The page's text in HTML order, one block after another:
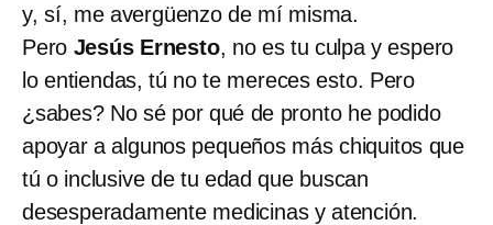
y, sí, me avergüenzo de mí misma.
Pero Jesús Ernesto, no es tu culpa y espero
lo entiendas, tú no te mereces esto. Pero
¿sabes? No sé por qué de pronto he podido
apoyar a algunos pequeños más chiquitos que
tú o inclusive de tu edad que buscan
desesperadamente medicinas y atención.